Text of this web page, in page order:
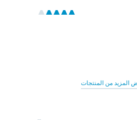
المزيد من المنتجات